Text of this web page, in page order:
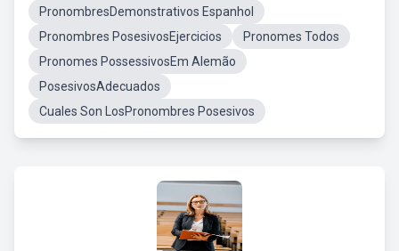
PronombresDemonstrativos Espanhol
Pronombres PosesivosEjercicios
Pronomes Todos
Pronomes PossessivosEm Alemão
PosesivosAdecuados
Cuales Son LosPronombres Posesivos